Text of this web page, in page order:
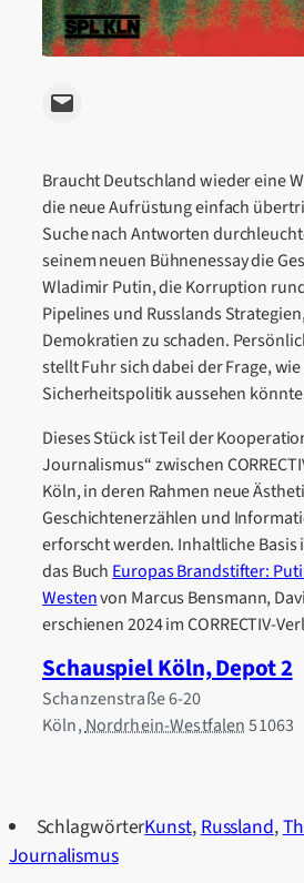
Email this Page
Braucht Deutschland wieder eine
die neue Aufrüstung einfach
Suche nach Antworten
seinem neuen Bühnenessay die
Wladimir Putin, die Korruption
Pipelines und Russlands
Demokratien zu schaden.
stellt Fuhr sich dabei der Frage,
Sicherheitspolitik aussehen
Dieses Stück ist Teil der
Journalismus“ zwischen
Köln, in deren Rahmen neue
Geschichtenerzählen und
erforscht werden. Inhaltliche Basis
das Buch Europas Brandstifter:
Westenvon Marcus Bensmann,
erschienen 2024 im CORRECTIV-
Schauspiel Köln, Depot 2
Schanzenstraße 6-20
Köln,Nordrhein-Westfalen 51063
SchlagwörterKunst,Russland,
Journalismus